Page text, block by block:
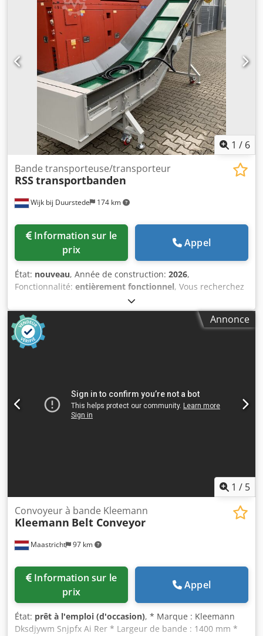
1 / 6
Wijk bij Duurstede 174 km
Bande transporteuse/transporteur
RSStransportbanden
prix
Appel
État: nouveau, Année de construction: 2026,
Fonctionnalité: entièrement fonctionnel, Vous recherchez
une bande transporteuse d'alimentation ou d'évacuation
solide comme le roc ? Nous la fabriquons pour vous, quelle
que soit sa taille ou sa forme. Nous sommes également un
excellent partenaire pour vos vis d'évacuation. Bandes
d'évacuation, bandes d'alimentation dans presque toutes
Annonce
1 / 5
Maastricht 97 km
Convoyeur à bande Kleemann
Kleemann Belt Conveyor
prix
Appel
État: prêt à l'emploi (d'occasion), * Marque : Kleemann
Dksdjywm Snjpfx Ai Rer * Largeur de bande : 1400 mm *